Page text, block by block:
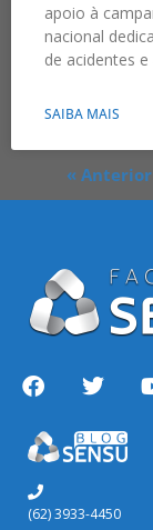
apoio à
nacional
de acidentes
SAIBA MAIS
« Anterior
(62) 3933-4450